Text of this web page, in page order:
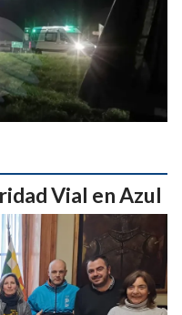
Vial en Azul